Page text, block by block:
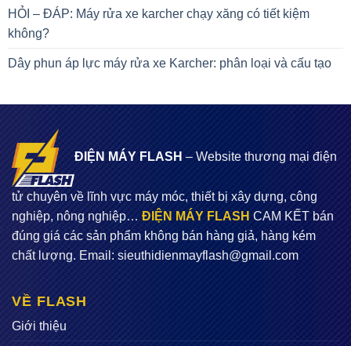
HỎI – ĐÁP: Máy rửa xe karcher chạy xăng có tiết kiệm
không?
Dây phun áp lực máy rửa xe Karcher: phân loại và cấu tạo
ĐIỆN MÁY FLASH – Website thương mại điện
tử chuyên về lĩnh vực máy móc, thiết bị xây dựng, công
nghiệp, nông nghiệp… ĐIỆN MÁY FLASH CAM KẾT bán
đúng giá các sản phẩm không bán hàng giả, hàng kém
chất lượng. Email: sieuthidienmayflash@gmail.com
VỀ FLASH
Giới thiệu